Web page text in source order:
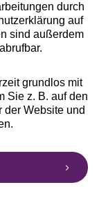
durch
auf
sind außerdem
grundlos mit
Sie z. B. auf den
der Website und